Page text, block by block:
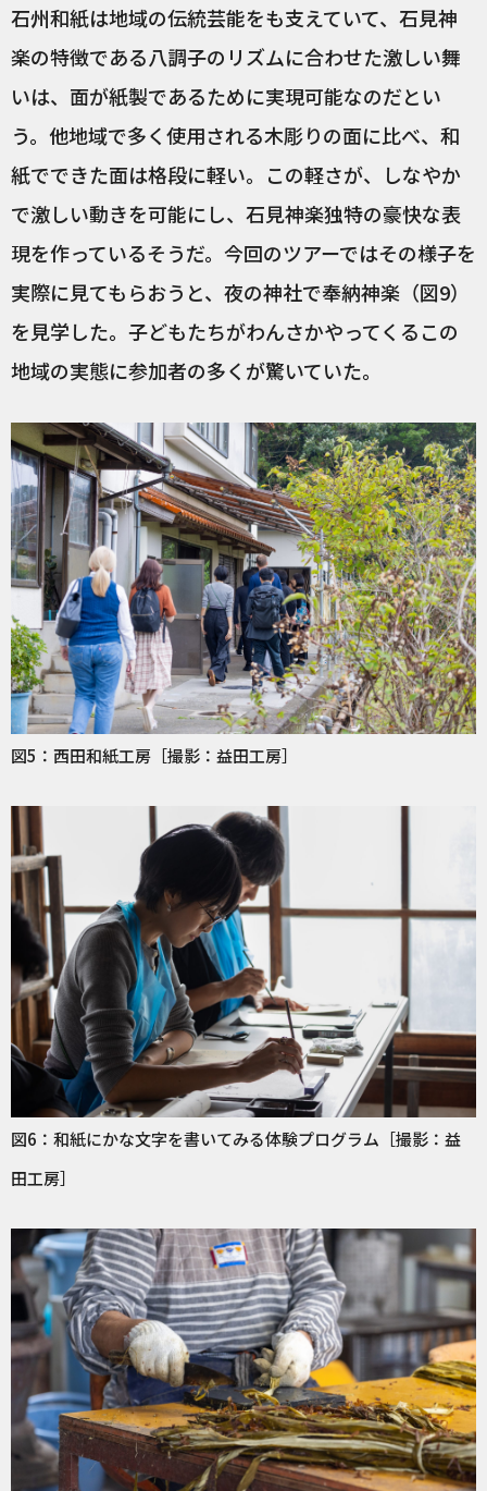
石州和紙は地域の伝統芸能をも支えていて、石見神
楽の特徴である八調子のリズムに合わせた激しい舞
いは、面が紙製であるために実現可能なのだとい
う。他地域で多く使用される木彫りの面に比べ、和
紙でできた面は格段に軽い。この軽さが、しなやか
で激しい動きを可能にし、石見神楽独特の豪快な表
現を作っているそうだ。今回のツアーではその様子を
実際に見てもらおうと、夜の神社で奉納神楽（図9）
を見学した。子どもたちがわんさかやってくるこの
地域の実態に参加者の多くが驚いていた。
図5：西田和紙工房［撮影：益田工房］
図6：和紙にかな文字を書いてみる体験プログラム［撮影：益
田工房］